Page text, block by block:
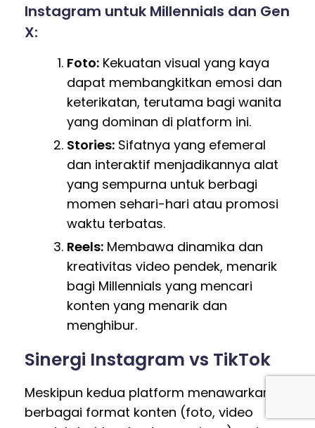
Instagram untuk Millennials dan Gen
X:
Foto: Kekuatan visual yang kaya
dapat membangkitkan emosi dan
keterikatan, terutama bagi wanita
yang dominan di platform ini.
Stories: Sifatnya yang efemeral
dan interaktif menjadikannya alat
yang sempurna untuk berbagi
momen sehari-hari atau promosi
waktu terbatas.
Reels: Membawa dinamika dan
kreativitas video pendek, menarik
bagi Millennials yang mencari
konten yang menarik dan
menghibur.
Sinergi Instagram vs TikTok
Meskipun kedua platform menawarkan
berbagai format konten (foto, video